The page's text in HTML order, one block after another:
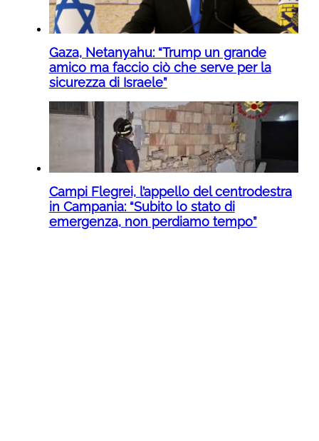
Gaza, Netanyahu: “Trump un grande
amico ma faccio ciò che serve per la
sicurezza di Israele”
Campi Flegrei, l’appello del centrodestra
in Campania: “Subito lo stato di
emergenza, non perdiamo tempo”